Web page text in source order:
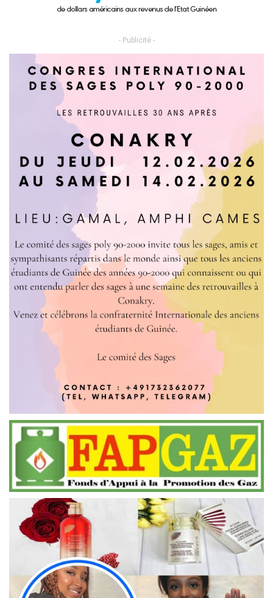
- Publicité -